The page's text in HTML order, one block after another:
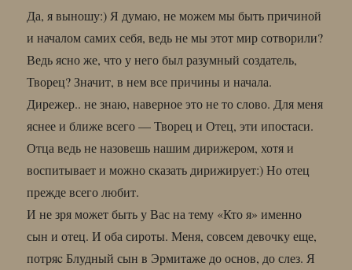
Да, я выношу:) Я думаю, не можем мы быть причиной
и началом самих себя, ведь не мы этот мир сотворили?
Ведь ясно же, что у него был разумный создатель,
Творец? Значит, в нем все причины и начала.
Дирежер.. не знаю, наверное это не то слово. Для меня
яснее и ближе всего — Творец и Отец, эти ипостаси.
Отца ведь не назовешь нашим дирижером, хотя и
воспитывает и можно сказать дирижирует:) Но отец
прежде всего любит.
И не зря может быть у Вас на тему «Кто я» именно
сын и отец. И оба сироты. Меня, совсем девочку еще,
потряc Блудный сын в Эрмитаже до основ, до слез. Я